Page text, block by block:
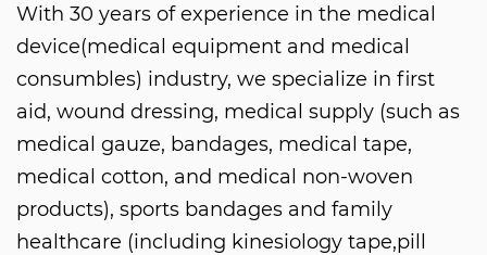
With 30 years of experience in the medical
device(medical equipment and medical
consumbles) industry, we specialize in first
aid, wound dressing, medical supply (such as
medical gauze, bandages, medical tape,
medical cotton, and medical non-woven
products), sports bandages and family
healthcare (including kinesiology tape,pill